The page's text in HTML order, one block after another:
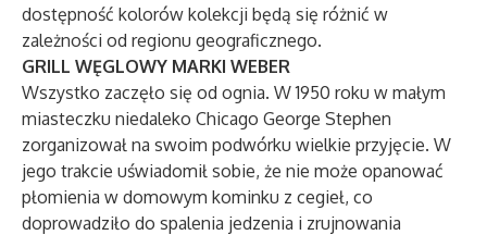
dostępność kolorów kolekcji będą się różnić w
zależności od regionu geograficznego.
GRILL WĘGLOWY MARKI WEBER
Wszystko zaczęło się od ognia. W 1950 roku w małym
miasteczku niedaleko Chicago George Stephen
zorganizował na swoim podwórku wielkie przyjęcie. W
jego trakcie uświadomił sobie, że nie może opanować
płomienia w domowym kominku z cegieł, co
doprowadziło do spalenia jedzenia i zrujnowania